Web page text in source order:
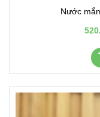
Nước